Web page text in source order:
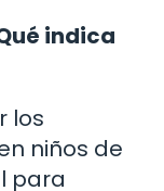
indica
los
niños de
para